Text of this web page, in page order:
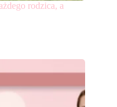
rodzica, a